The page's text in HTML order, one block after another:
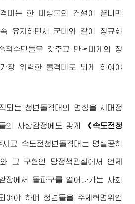
대는 한 대상물의 건설이 끝나면
유지하면서 군대와 같이 정규화
적수단들을 갖추고 만년대계의 창
장 위력한 돌격대로 되게 하여야
되는 청년돌격대의 명칭을 시대정
의 사상감정에도 맞게 《속도전청
시고 속도전청년돌격대는 명실공히
그 구현인 당정책관철에서 언제
장에서 돌파구를 열어나가는 사회
여야 하며 청년들을 주체혁명위업